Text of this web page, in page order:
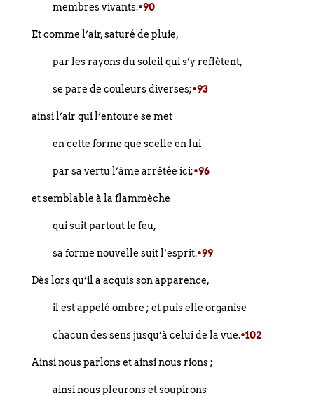
membres vivants.•90
Et comme l’air, saturé de pluie,
par les rayons du soleil qui s’y reflètent,
se pare de couleurs diverses;•93
ainsi l’air qui l’entoure se met
en cette forme que scelle en lui
par sa vertu l’âme arrêtée ici;•96
et semblable à la flammèche
qui suit partout le feu,
sa forme nouvelle suit l’esprit.•99
Dès lors qu’il a acquis son apparence,
il est appelé ombre ; et puis elle organise
chacun des sens jusqu’à celui de la vue.•102
Ainsi nous parlons et ainsi nous rions ;
ainsi nous pleurons et soupirons